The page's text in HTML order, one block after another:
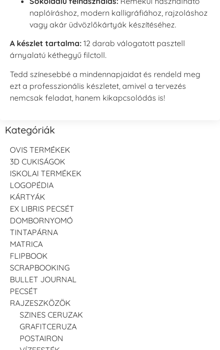
naplóíráshoz, modern kalligráfiához, rajzoláshoz
vagy akár üdvözlőkártyák készítéséhez.
A készlet tartalma: 12 darab válogatott pasztell
árnyalatú kéthegyű filctoll.
Tedd színesebbé a mindennapjaidat és rendeld meg
ezt a professzionális készletet, amivel a tervezés
nemcsak feladat, hanem kikapcsolódás is!
Kategóriák
OVIS TERMÉKEK
3D CUKISÁGOK
ISKOLAI TERMÉKEK
LOGOPÉDIA
KÁRTYÁK
EX LIBRIS PECSÉT
DOMBORNYOMÓ
TINTAPÁRNA
MATRICA
FLIPBOOK
SCRAPBOOKING
BULLET JOURNAL
PECSÉT
RAJZESZKÖZÖK
SZINES CERUZAK
GRAFITCERUZA
POSTAIRON